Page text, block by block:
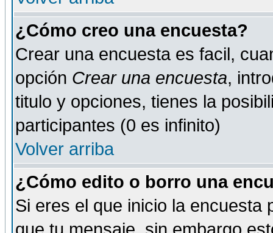
¿Cómo creo una encuesta?
Crear una encuesta es facil,
opción Crear una encuesta,
titulo y opciones, tienes la
participantes (0 es infinito)
Volver arriba
¿Cómo edito o borro una
Si eres el que inicio la encuesta